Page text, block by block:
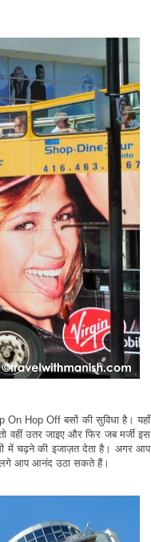
On Hop Off बसों की सुविधा है। यहाँ
उतर जाइए और फिर जब मर्जी इस
में चढ़ने की इजाज़त देता है। अगर आप
लगे आप आनंद उठा सकते हैं।